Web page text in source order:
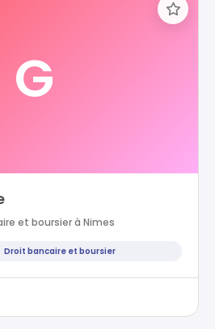
G
et boursier à Nimes
Droit bancaire et boursier